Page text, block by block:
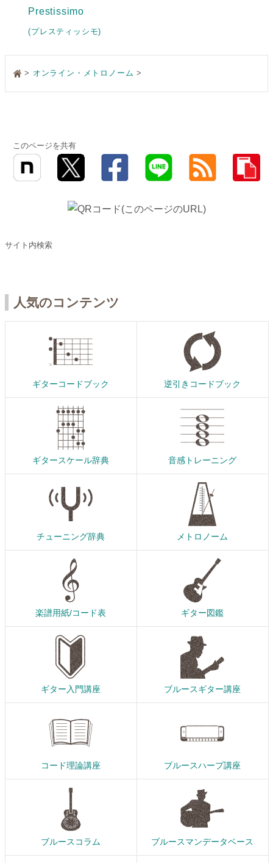
Prestissimo
(プレスティッシモ)
> オンライン・メトロノーム >
このページを共有
サイト内検索
人気のコンテンツ
ギターコードブック 逆引きコードブック
ギタースケール辞典 音感トレーニング
チューニング辞典 メトロノーム
楽譜用紙/コード表 ギター図鑑
ギター入門講座 ブルースギター講座
コード理論講座 ブルースハープ講座
ブルースコラム ブルースマンデータベース